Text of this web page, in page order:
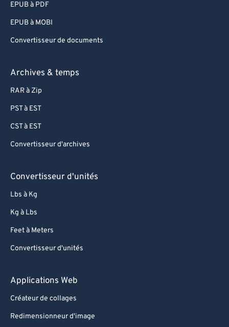
EPUB à PDF
EPUB à MOBI
Convertisseur de documents
Archives & temps
RAR à Zip
PST à EST
CST à EST
Convertisseur d'archives
Convertisseur d'unités
Lbs à Kg
Kg à Lbs
Feet à Meters
Convertisseur d'unités
Applications Web
Créateur de collages
Redimensionneur d'image